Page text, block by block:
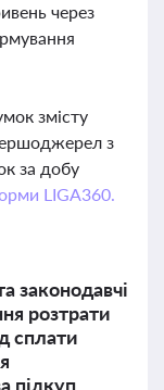
через
змісту
з
за добу
LIGA360.
законодавчі
розтрати
сплати
підкуп